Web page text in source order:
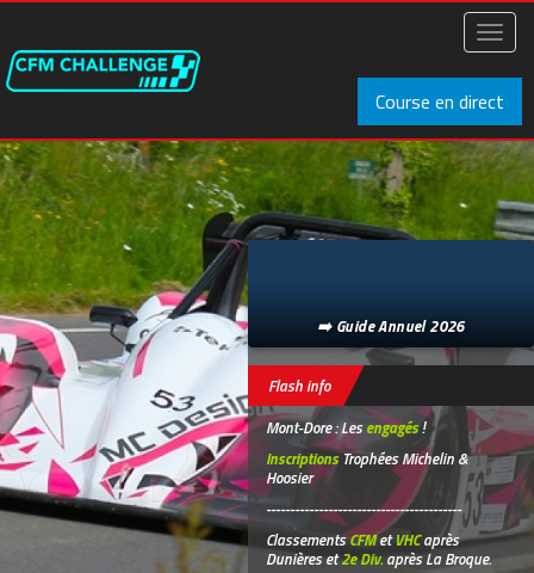
Aller
principal
Course en direct
➡️ Guide Annuel 2026
Flash info
Mont-Dore : Lesengagés!
InscriptionsTrophées Michelin &
Hoosier
-----------------------------------------
ClassementsCFMetVHCaprès
Dunières et2e Div.après La Broque.